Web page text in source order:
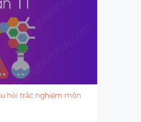
hỏi trắc nghiệm môn